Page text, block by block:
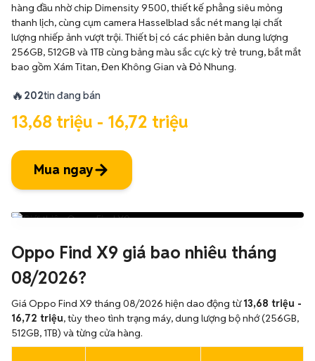
hàng đầu nhờ chip Dimensity 9500, thiết kế phẳng siêu mỏng
thanh lịch, cùng cụm camera Hasselblad sắc nét mang lại chất
lượng nhiếp ảnh vượt trội. Thiết bị có các phiên bản dung lượng
256GB, 512GB và 1TB cùng bảng màu sắc cực kỳ trẻ trung, bắt mắt
bao gồm Xám Titan, Đen Không Gian và Đỏ Nhung.
🔥 202tin đang bán
13,68 triệu - 16,72 triệu
Mua ngay
Oppo Find X9 giá bao nhiêu tháng
08/2026?
Giá Oppo Find X9 tháng 08/2026 hiện dao động từ13,68 triệu -
16,72 triệu, tùy theo tình trạng máy, dung lượng bộ nhớ (256GB,
512GB, 1TB) và từng cửa hàng.